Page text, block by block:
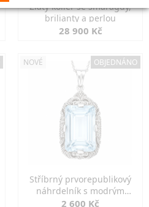
Zlatý kolier se smaragdy,
brilianty a perlou
28 900 Kč
NOVÉ OBJEDNÁNO
Stříbrný prvorepublikový
náhrdelník s modrým
spinelem
2 600 Kč